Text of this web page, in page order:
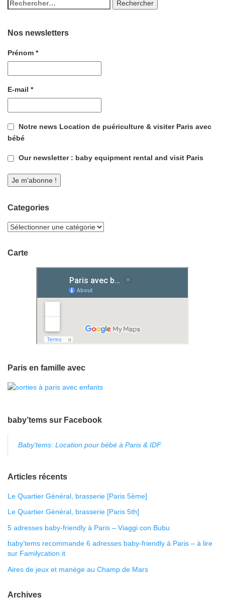
Nos newsletters
Prénom *
E-mail *
Notre news Location de puériculture & visiter Paris avec
bébé
Our newsletter : baby equipment rental and visit Paris
Categories
Carte
Paris en famille avec
baby’tems sur Facebook
Baby'tems: Location pour bébé à Paris & IDF
Articles récents
Le Quartier Général, brasserie [Paris 5ème]
Le Quartier Général, brasserie [Paris 5th]
5 adresses baby-friendly à Paris – Viaggi con Bubu
baby’tems recommande 6 adresses baby-friendly à Paris – à lire
sur Familycation.it
Aires de jeux et manège au Champ de Mars
Archives